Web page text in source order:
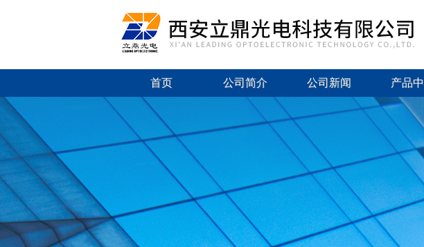
首页 公司简介 公司新闻 产品